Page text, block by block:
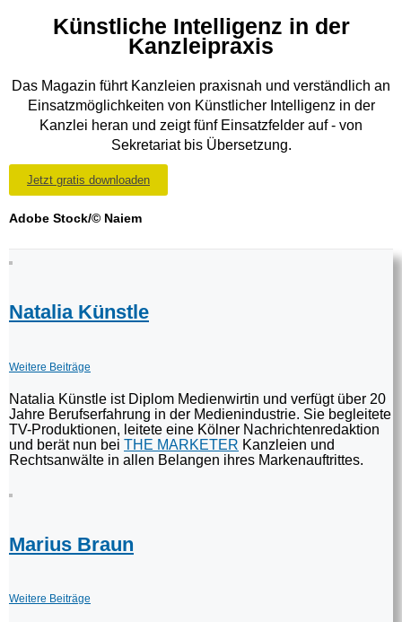
Künstliche Intelligenz in der
Kanzleipraxis
Das Magazin führt Kanzleien praxisnah und verständlich an
Einsatzmöglichkeiten von Künstlicher Intelligenz in der
Kanzlei heran und zeigt fünf Einsatzfelder auf - von
Sekretariat bis Übersetzung.
Jetzt gratis downloaden
Adobe Stock/© Naiem
Natalia Künstle
Weitere Beiträge
Natalia Künstle ist Diplom Medienwirtin und verfügt über 20
Jahre Berufserfahrung in der Medienindustrie. Sie begleitete
TV-Produktionen, leitete eine Kölner Nachrichtenredaktion
und berät nun bei THE MARKETER Kanzleien und
Rechtsanwälte in allen Belangen ihres Markenauftrittes.
Marius Braun
Weitere Beiträge